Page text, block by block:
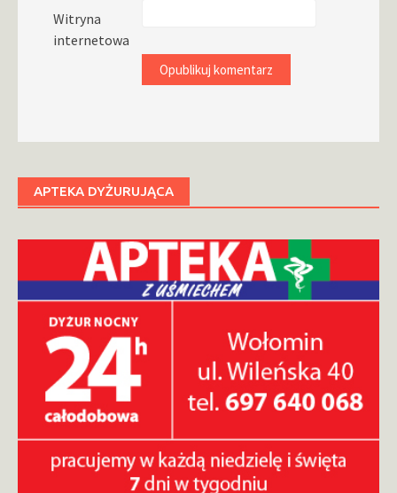
Witryna
internetowa
APTEKA DYŻURUJĄCA